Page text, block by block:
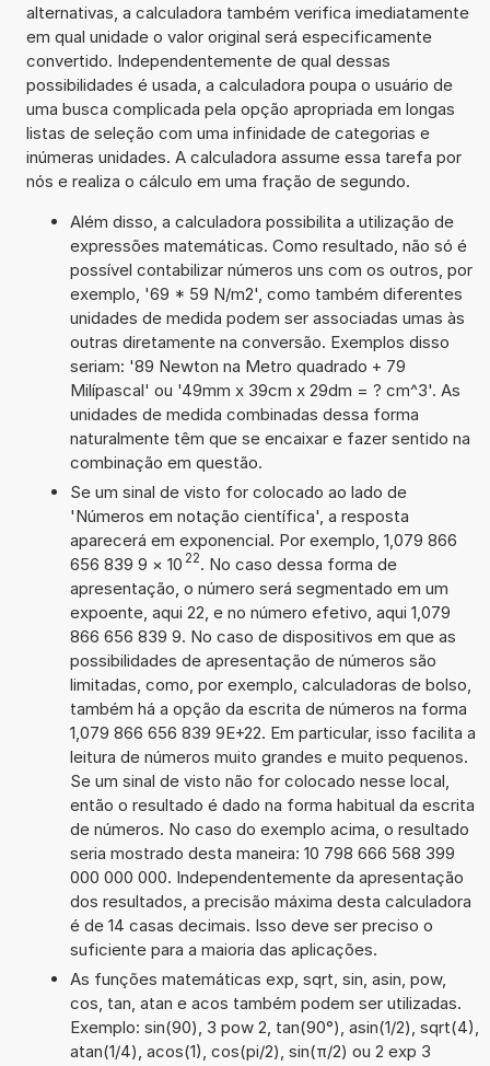
alternativas, a calculadora também verifica imediatamente
em qual unidade o valor original será especificamente
convertido. Independentemente de qual dessas
possibilidades é usada, a calculadora poupa o usuário de
uma busca complicada pela opção apropriada em longas
listas de seleção com uma infinidade de categorias e
inúmeras unidades. A calculadora assume essa tarefa por
nós e realiza o cálculo em uma fração de segundo.
Além disso, a calculadora possibilita a utilização de
expressões matemáticas. Como resultado, não só é
possível contabilizar números uns com os outros, por
exemplo, '69 * 59 N/m2', como também diferentes
unidades de medida podem ser associadas umas às
outras diretamente na conversão. Exemplos disso
seriam: '89 Newton na Metro quadrado + 79
Milípascal' ou '49mm x 39cm x 29dm = ? cm^3'. As
unidades de medida combinadas dessa forma
naturalmente têm que se encaixar e fazer sentido na
combinação em questão.
Se um sinal de visto for colocado ao lado de
'Números em notação científica', a resposta
aparecerá em exponencial. Por exemplo, 1,079 866
656 839 9 × 10 22. No caso dessa forma de
apresentação, o número será segmentado em um
expoente, aqui 22, e no número efetivo, aqui 1,079
866 656 839 9. No caso de dispositivos em que as
possibilidades de apresentação de números são
limitadas, como, por exemplo, calculadoras de bolso,
também há a opção da escrita de números na forma
1,079 866 656 839 9E+22. Em particular, isso facilita a
leitura de números muito grandes e muito pequenos.
Se um sinal de visto não for colocado nesse local,
então o resultado é dado na forma habitual da escrita
de números. No caso do exemplo acima, o resultado
seria mostrado desta maneira: 10 798 666 568 399
000 000 000. Independentemente da apresentação
dos resultados, a precisão máxima desta calculadora
é de 14 casas decimais. Isso deve ser preciso o
suficiente para a maioria das aplicações.
As funções matemáticas exp, sqrt, sin, asin, pow,
cos, tan, atan e acos também podem ser utilizadas.
Exemplo: sin(90), 3 pow 2, tan(90°), asin(1/2), sqrt(4),
atan(1/4), acos(1), cos(pi/2), sin(π/2) ou 2 exp 3